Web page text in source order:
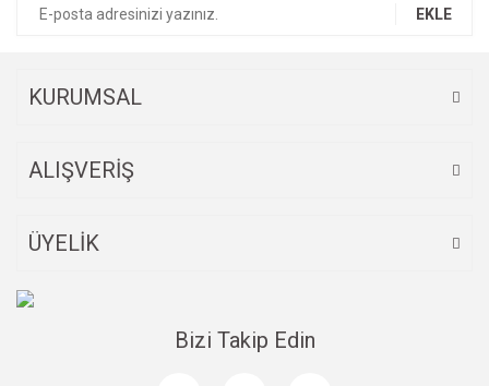
EKLE
KURUMSAL
ALIŞVERİŞ
ÜYELİK
Bizi Takip Edin